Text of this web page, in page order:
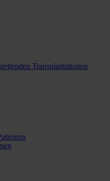
Transplantationen